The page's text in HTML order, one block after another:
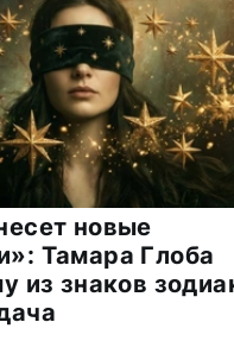
новые
Тамара Глоба
из знаков